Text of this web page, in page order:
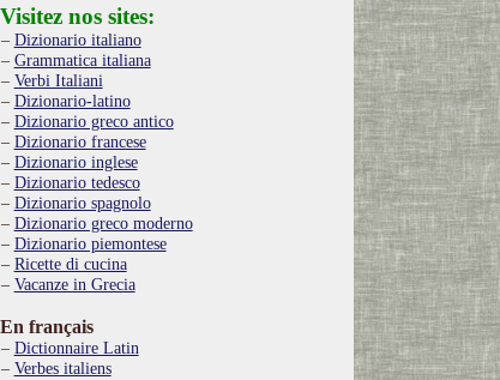
Visitez nos sites:
Dizionario italiano
Grammatica italiana
Verbi Italiani
Dizionario-latino
Dizionario greco antico
Dizionario francese
Dizionario inglese
Dizionario tedesco
Dizionario spagnolo
Dizionario greco moderno
Dizionario piemontese
Ricette di cucina
Vacanze in Grecia
En français
Dictionnaire Latin
Verbes italiens